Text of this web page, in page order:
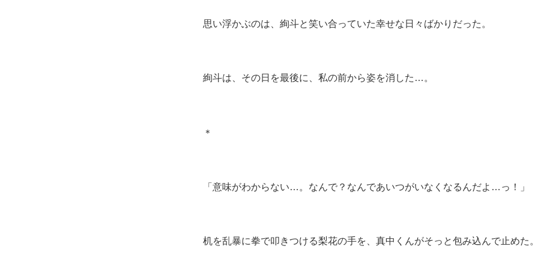
思い浮かぶのは、絢斗と笑い合っていた幸せな日々ばかりだった。
絢斗は、その日を最後に、私の前から姿を消した…。
＊
「意味がわからない…。なんで？なんであいつがいなくなるんだよ…っ！」
机を乱暴に拳で叩きつける梨花の手を、真中くんがそっと包み込んで止めた。